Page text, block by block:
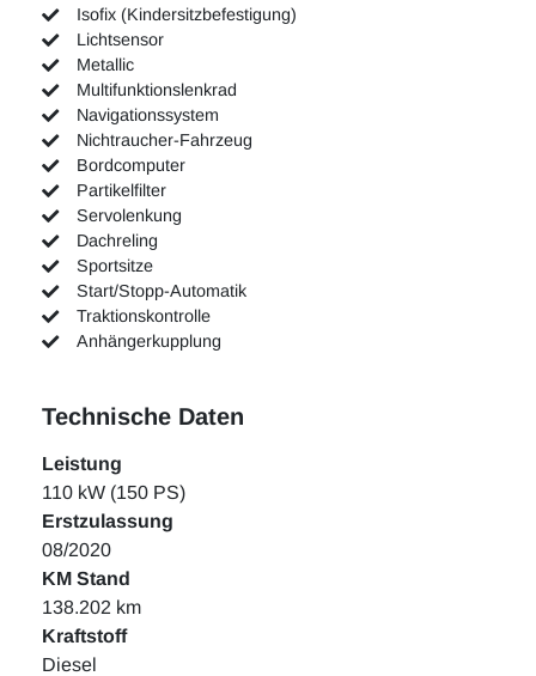
Isofix (Kindersitzbefestigung)
Lichtsensor
Metallic
Multifunktionslenkrad
Navigationssystem
Nichtraucher-Fahrzeug
Bordcomputer
Partikelfilter
Servolenkung
Dachreling
Sportsitze
Start/Stopp-Automatik
Traktionskontrolle
Anhängerkupplung
Technische Daten
Leistung
110 kW (150 PS)
Erstzulassung
08/2020
KM Stand
138.202 km
Kraftstoff
Diesel